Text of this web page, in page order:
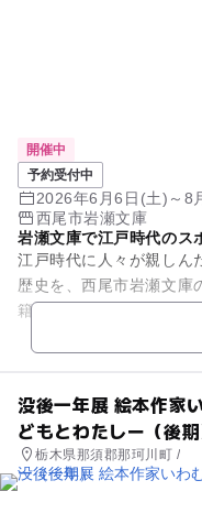
開催中
予約受付中
2026年6月6日(土)～8
西尾市岩瀬文庫
岩瀬文庫で江戸時代のス
江戸時代に人々が親しん
歴史を、西尾市岩瀬文庫
籍や資料を通して競技や
古文書講座、和装本づく
没後一年展 絵本作家
どもとわたしー（後期
栃木県那須郡那珂川町 /